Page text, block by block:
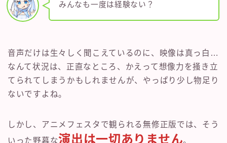
みんなも一度は経験ない？
音声だけは生々しく聞こえているのに、映像は真っ白…
なんて状況は、正直なところ、かえって想像力を掻き立
てられてしまうかもしれませんが、やっぱり少し物足り
ないですよね。
しかし、アニメフェスタで観られる無修正版では、そう
いった野暮な演出は一切ありません。